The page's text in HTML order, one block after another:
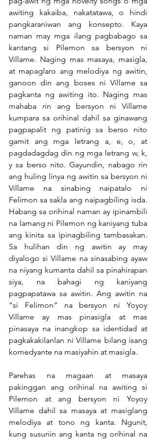
awiting kakaiba, nakatatawa, o hindi
pangkaraniwan ang konsepto. Kaya
naman may mga ilang pagbabago sa
kantang si Pilemon sa bersyon ni
Villame. Naging mas masaya, masigla,
at mapaglaro ang melodiya ng awitin,
ganoon din ang boses ni Villame sa
pagkanta ng awiting ito. Naging mas
mahaba rin ang bersyon ni Villame
kumpara sa orihinal dahil sa ginawang
pagpapalit ng patinig sa berso nito
gamit ang mga letrang a, e, o, at
pagdadagdag din ng mga letrang w, k,
y sa berso nito. Gayundin, nabago rin
ang huling linya ng awitin sa bersyon ni
Villame na sinabing naipatalo ni
Felimon sa sakla ang naipagbiling isda.
Habang sa orihinal naman ay ipinambili
na lamang ni Pilemon ng kaniyang tuba
ang kinita sa ipinagbiling tambasakan.
Sa hulihan din ng awitin ay may
diyalogo si Villame na sinasabing ayaw
na niyang kumanta dahil sa pinahirapan
siya, na bahagi ng kaniyang
pagpapatawa sa awitin. Ang awitin na
“si Felimon” na bersyon ni Yoyoy
Villame ay mas pinasigla at mas
pinasaya na inangkop sa identidad at
pagkakakilanlan ni Villame bilang isang
komedyante na masiyahin at masigla.
Parehas na magaan at masaya
pakinggan ang orihinal na awiting si
Pilemon at ang bersyon ni Yoyoy
Villame dahil sa masaya at masiglang
melodiya at tono ng kanta. Ngunit,
kung susuriin ang kanta ng orihinal na